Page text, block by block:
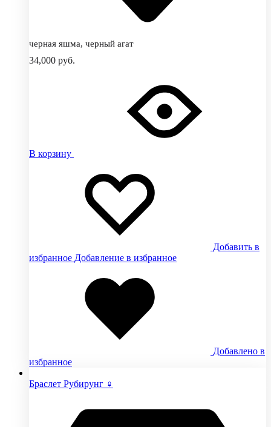
черная яшма, черный агат
34,000 руб.
В корзину
Добавить в
избранное Добавление в избранное
Добавлено в
избранное
Браслет Рубирунг ♀